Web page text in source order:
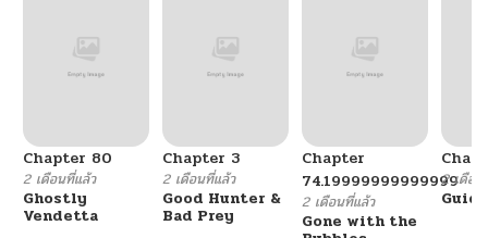
Chapter 80
2 เดือนที่แล้ว
Ghostly
Vendetta
Chapter 3
2 เดือนที่แล้ว
Good Hunter &
Bad Prey
Chapter
74.19999999999999
2 เดือนที่แล้ว
Gone with the
2 เดือน